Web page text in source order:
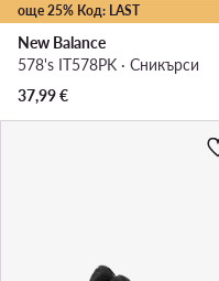
още 25% Код: LAST
New Balance
578's IT578PK · Сникърси
37,99€